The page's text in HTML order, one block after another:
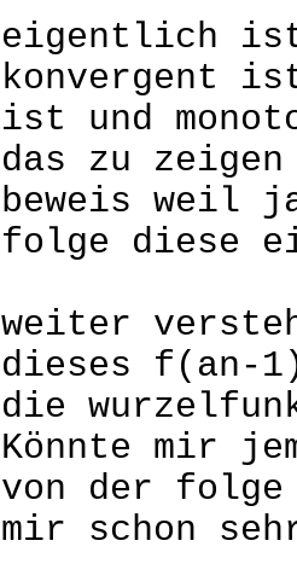
eigentlich ist
konvergent
ist und
das zu
beweis weil
folge diese
weiter
dieses
die
Könnte mir
von der
mir schon